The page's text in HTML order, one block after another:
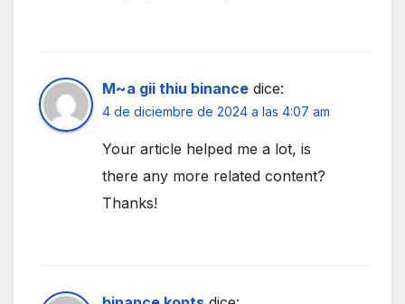
M~a gii thiu binance dice:
4 de diciembre de 2024 a las 4:07 am
Your article helped me a lot, is
there any more related content?
Thanks!